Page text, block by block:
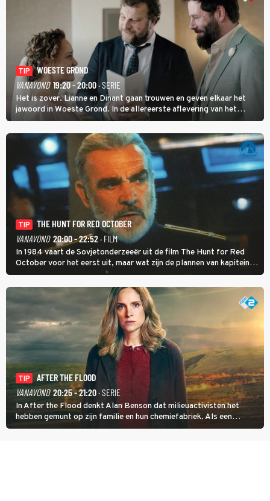
TIP
WOESTE GROND
VANAVOND 19:20 - 20:00· SERIE
Het is zover. Lianne en Dinant gaan trouwen en geven elkaar het
jawoord in Woeste Grond. In de allereerste aflevering van het
eerste seizoen kwam Lianne vanuit de Randstad naar Twente. Daar
is ze inmiddels helemaal op haar plek.
TIP
THE HUNT FOR RED OCTOBER
VANAVOND 20:00 - 22:52· FILM
In 1984 vaart de Sovjetonderzeeër uit de film The Hunt for Red
October voor het eerst uit, maar wat zijn de plannen van kapitein
Marko Ramius?
TIP
AFTER THE FLOOD
VANAVOND 20:25 - 21:20· SERIE
In After the Flood denkt Alan Benson dat milieuactivisten het
hebben gemunt op zijn familie en hun chemiefabriek. Als een
brandende boodschap in het veen de boel op scherp zet, besluit